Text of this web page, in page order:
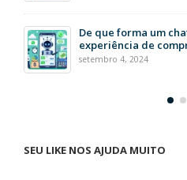
De que forma um
experiência de
setembro 4, 2024
SEU LIKE NOS AJUDA MUITO